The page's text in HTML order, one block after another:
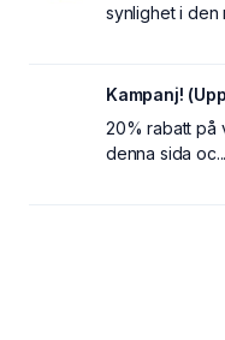
synlighet i den
Kampanj!
20% rabatt på
denna sida oc...